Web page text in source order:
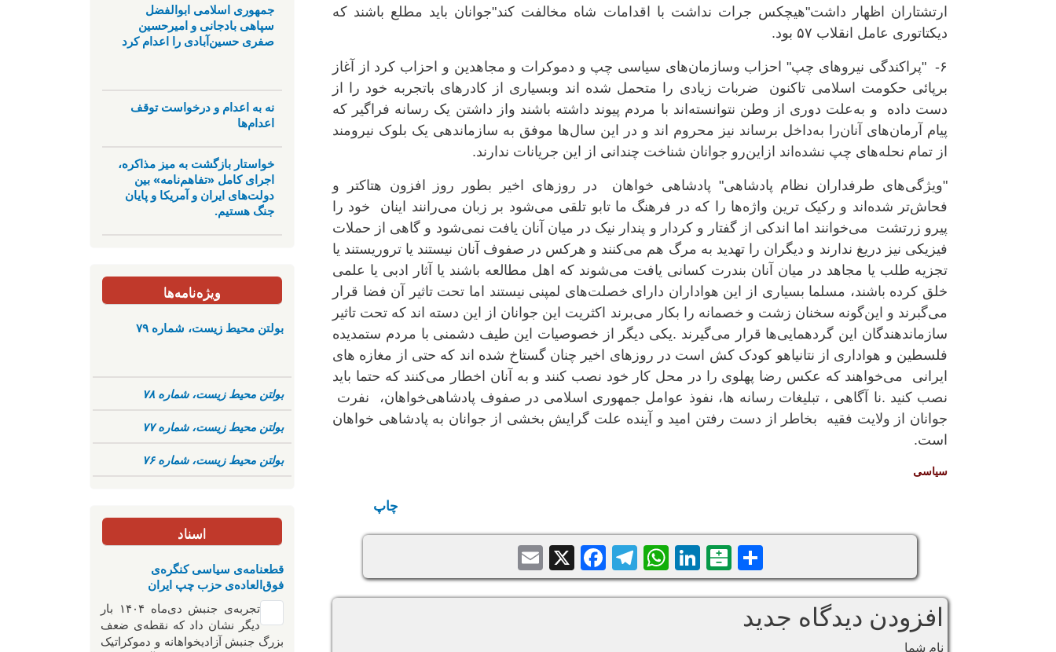
ارتشتاران اظهار داشت"هیچکس جرات نداشت با اقدامات شاه مخالفت کند"جوانان باید مطلع باشند که
دیکتاتوری عامل انقلاب ۵۷ بود.
۶- "پراکندگی نیروهای چپ" احزاب وسازمان‌های سیاسی چپ و دموکرات و مجاهدین و احزاب کرد از آغاز
بر‌پائی حکومت اسلامی تاکنون ضربات زیادی را متحمل شده اند وبسیاری از کادرهای باتجربه خود را از
دست داده و به‌علت دوری از وطن نتوانسته‌اند با مردم پیوند داشته باشند واز داشتن یک رسانه فراگیر که
پیام آرمان‌های آنان‌را به‌داخل برساند نیز محروم اند و در این سال‌ها موفق به سازماندهی یک بلوک نیرومند
از تمام نحله‌های چپ نشده‌اند ازاین‌رو جوانان شناخت چندانی از این جریانات ندارند.
"ویژگی‌های طرفداران نظام پادشاهی" پادشاهی خواهان در روزهای اخیر بطور روز‌ افزون هتاکتر و
فحاش‌تر شده‌اند و رکیک ترین واژه‌ها را که در فرهنگ ما تابو تلقی می‌شود بر زبان می‌رانند اینان خود را
پیرو زرتشت می‌خوانند اما اندکی از گفتار و کردار و پندار نیک در میان آنان یافت نمی‌شود و گاهی از حملات
فیزیکی نیز دریغ ندارند و دیگران را تهدید به مرگ هم می‌کنند و هرکس در صفوف آنان نیستند یا تروریستند یا
تجزیه طلب یا مجاهد در میان آنان بندرت کسانی یافت می‌شوند که اهل مطالعه باشند یا آثار ادبی یا علمی
خلق کرده باشند، مسلما بسیاری از این هواداران دارای خصلت‌های لمپنی نیستند اما تحت تاثیر آن فضا قرار
می‌گبرند و این‌گونه سخنان زشت و خصمانه را بکار می‌برند اکثریت این جوانان از این دسته اند که تحت تاثیر
سازماندهندگان این گردهمایی‌ها قرار می‌گیرند .یکی دیگر از خصوصیات این طیف دشمنی با مردم ستمدیده
فلسطین و هواداری از نتانیاهو کودک کش است در روزهای اخیر چنان گستاخ شده اند که حتی از مغازه های
ایرانی می‌خواهند که عکس رضا پهلوی را در محل کار خود نصب کنند و به آنان اخطار می‌کنند که حتما باید
نصب کنید .نا آگاهی ، تبلیغات رسانه ها، نفوذ عوامل جمهوری اسلامی در صفوف پادشاهی‌خواهان، نفرت
جوانان از ولایت فقیه بخاطر از دست رفتن امید و آینده علت گرایش بخشی از جوانان به پادشاهی خواهان
است.
سياسی
چاپ
Share
Balatarin
LinkedIn
WhatsApp
Telegram
Facebook
X
افزودن دیدگاه جدید
نام شما
جمهوری اسلامی ابوالفضل
سپاهی بادجانی و امیرحسین
صفری حسین‌آبادی را اعدام کرد
نه به اعدام و درخواست توقف
اعدام‌ها
خواستار بازگشت به میز مذاکره،
اجرای کامل «تفاهم‌نامه» بین
دولت‌های ایران و آمریکا و پایان
جنگ هستیم.
ویژه‌نامه‌ها
بولتن محیط زیست، شماره ۷۹
بولتن محیط زیست، شماره ۷۸
بولتن محیط زیست، شماره ۷۷
بولتن محیط زیست، شماره ۷۶
اسناد
قطعنامه‌ی سیاسی کنگره‌ی
فوق‌العاده‌ی حزب چپ ایران
تجربه‌ی جنبش دی‌ماه ۱۴۰۴ بار
دیگر نشان داد که نقطه‌ی ضعف
بزرگ جنبش آزادیخواهانه و دموکراتیک